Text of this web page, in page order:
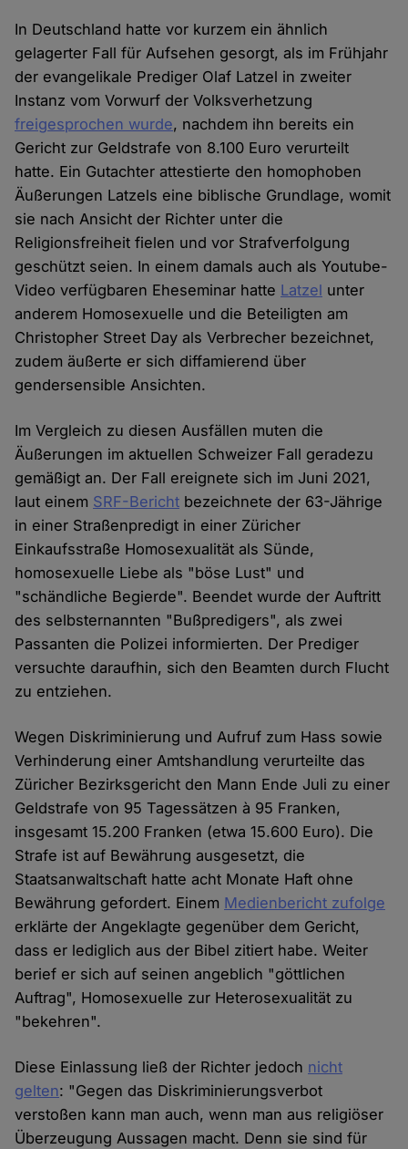
In Deutschland hatte vor kurzem ein ähnlich
gelagerter Fall für Aufsehen gesorgt, als im Frühjahr
der evangelikale Prediger Olaf Latzel in zweiter
Instanz vom Vorwurf der Volksverhetzung
freigesprochen wurde, nachdem ihn bereits ein
Gericht zur Geldstrafe von 8.100 Euro verurteilt
hatte. Ein Gutachter attestierte den homophoben
Äußerungen Latzels eine biblische Grundlage, womit
sie nach Ansicht der Richter unter die
Religionsfreiheit fielen und vor Strafverfolgung
geschützt seien. In einem damals auch als Youtube-
Video verfügbaren Eheseminar hatte Latzel unter
anderem Homosexuelle und die Beteiligten am
Christopher Street Day als Verbrecher bezeichnet,
zudem äußerte er sich diffamierend über
gendersensible Ansichten.
Im Vergleich zu diesen Ausfällen muten die
Äußerungen im aktuellen Schweizer Fall geradezu
gemäßigt an. Der Fall ereignete sich im Juni 2021,
laut einem SRF-Bericht bezeichnete der 63-Jährige
in einer Straßenpredigt in einer Züricher
Einkaufsstraße Homosexualität als Sünde,
homosexuelle Liebe als "böse Lust" und
"schändliche Begierde". Beendet wurde der Auftritt
des selbsternannten "Bußpredigers", als zwei
Passanten die Polizei informierten. Der Prediger
versuchte daraufhin, sich den Beamten durch Flucht
zu entziehen.
Wegen Diskriminierung und Aufruf zum Hass sowie
Verhinderung einer Amtshandlung verurteilte das
Züricher Bezirksgericht den Mann Ende Juli zu einer
Geldstrafe von 95 Tagessätzen à 95 Franken,
insgesamt 15.200 Franken (etwa 15.600 Euro). Die
Strafe ist auf Bewährung ausgesetzt, die
Staatsanwaltschaft hatte acht Monate Haft ohne
Bewährung gefordert. Einem Medienbericht zufolge
erklärte der Angeklagte gegenüber dem Gericht,
dass er lediglich aus der Bibel zitiert habe. Weiter
berief er sich auf seinen angeblich "göttlichen
Auftrag", Homosexuelle zur Heterosexualität zu
"bekehren".
Diese Einlassung ließ der Richter jedoch nicht
gelten: "Gegen das Diskriminierungsverbot
verstoßen kann man auch, wenn man aus religiöser
Überzeugung Aussagen macht. Denn sie sind für